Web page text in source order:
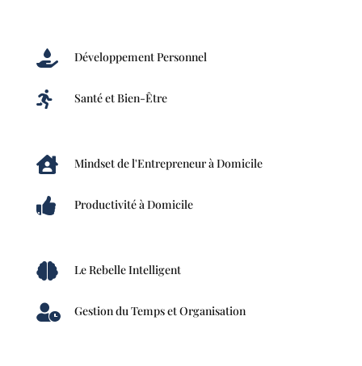
 Développement Personnel
 Santé et Bien-Être
 Mindset de l'Entrepreneur à Domicile
 Productivité à Domicile
 Le Rebelle Intelligent
 Gestion du Temps et Organisation